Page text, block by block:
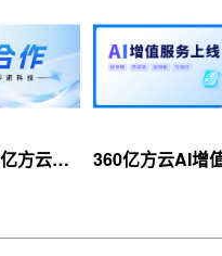
方云达
360亿方云AI增